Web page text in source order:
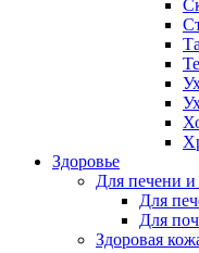
Здоровье
Для печени и
Для
Для
Здоровая